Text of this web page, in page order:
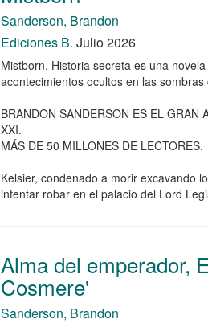
Sanderson, Brandon
Ediciones B. Julio 2026
Mistborn. Historia secreta es una
acontecimientos ocultos en las
BRANDON SANDERSON ES EL GRAN
XXI.
MÁS DE 50 MILLONES DE LECTORES.
Kelsier, condenado a morir excavando
intentar robar en el palacio del Lord
Alma del emperador,
Cosmere'
Sanderson, Brandon